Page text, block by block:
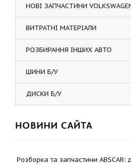
НОВІ ЗАПЧАСТИНИ
ВИТРАТНІ МАТЕРІАЛИ
РОЗБИРАННЯ ІНШИХ АВТО
ШИНИ Б/У
ДИСКИ Б/У
НОВИНИ САЙТА
Розборка та запчастини ABSCAR: